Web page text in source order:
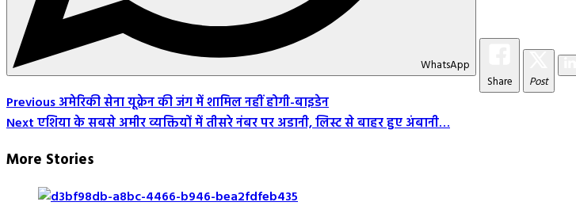
WhatsApp
Share
Post
Post
Navigation
Previousअमेरिकी सेना यूक्रेन की जंग में शामिल नहीं होगी-बाइडेन
Nextएशिया के सबसे अमीर व्यक्तियों में तीसरे नंबर पर अडानी, लिस्ट से बाहर हुए अंबानी…
More Stories